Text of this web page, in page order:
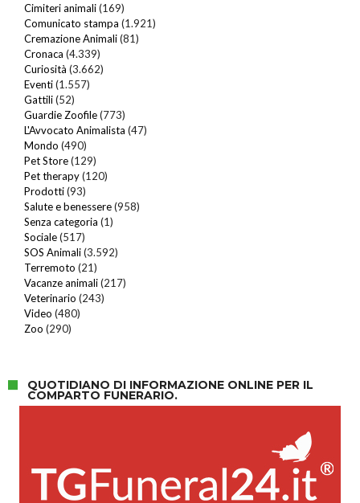
Cimiteri animali(169)
Comunicato stampa (1.921)
Cremazione Animali(81)
Cronaca (4.339)
Curiosità (3.662)
Eventi(1.557)
Gattili(52)
Guardie Zoofile(773)
L'Avvocato Animalista (47)
Mondo (490)
Pet Store(129)
Pet therapy(120)
Prodotti(93)
Salute e benessere(958)
Senza categoria (1)
Sociale(517)
SOS Animali(3.592)
Terremoto (21)
Vacanze animali(217)
Veterinario (243)
Video (480)
Zoo (290)
QUOTIDIANO DI INFORMAZIONE ONLINE PER IL
COMPARTO FUNERARIO.